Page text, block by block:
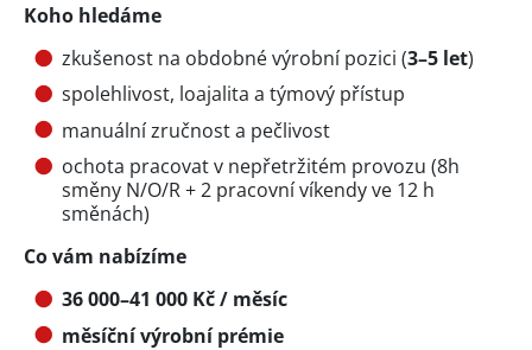
Koho hledáme
zkušenost na obdobné výrobní pozici (3–5 let)
spolehlivost, loajalita a týmový přístup
manuální zručnost a pečlivost
ochota pracovat v nepřetržitém provozu (8h
směny N/O/R + 2 pracovní víkendy ve 12 h
směnách)
Co vám nabízíme
36 000–41 000 Kč / měsíc
měsíční výrobní prémie